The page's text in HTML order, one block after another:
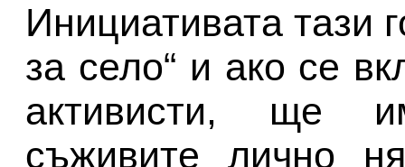
Инициативата тази
за село“ и ако се
активисти, ще
съживите лично